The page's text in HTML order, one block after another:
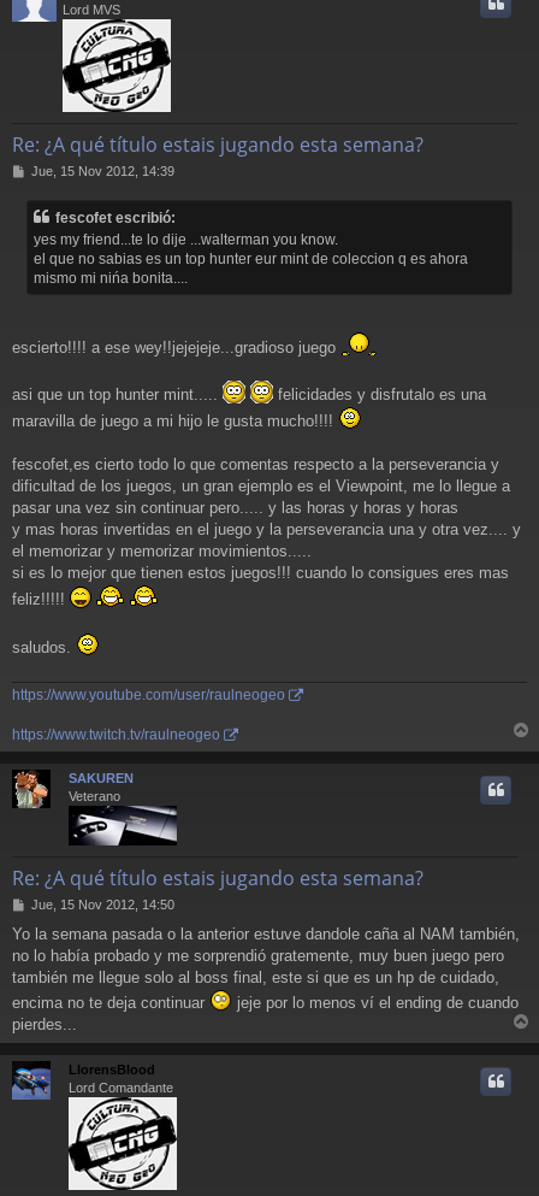
Lord MVS
Re: ¿A qué título estais jugando esta semana?
M
Jue, 15 Nov 2012, 14:39
fescofet escribió:
yes my friend...te lo dije ...walterman you know.
el que no sabias es un top hunter eur mint de coleccion q es ahora
mismo mi nińa bonita....
escierto!!!! a ese wey!!jejejeje...gradioso juego
asi que un top hunter mint.....
felicidades y disfrutalo es una
maravilla de juego a mi hijo le gusta mucho!!!!
fescofet,es cierto todo lo que comentas respecto a la perseverancia y
dificultad de los juegos, un gran ejemplo es el Viewpoint, me lo llegue a
pasar una vez sin continuar pero..... y las horas y horas y horas
y mas horas invertidas en el juego y la perseverancia una y otra vez.... y
el memorizar y memorizar movimientos.....
si es lo mejor que tienen estos juegos!!! cuando lo consigues eres mas
feliz!!!!!
saludos.
https://www.youtube.com/user/raulneogeo
https://www.twitch.tv/raulneogeo
r
SAKUREN
Veterano
Re: ¿A qué título estais jugando esta semana?
M
n
s
a
e
Jue, 15 Nov 2012, 14:50
Yo la semana pasada o la anterior estuve dandole caña al NAM también,
no lo había probado y me sorprendió gratemente, muy buen juego pero
también me llegue solo al boss final, este si que es un hp de cuidado,
encima no te deja continuar
jeje por lo menos ví el ending de cuando
pierdes...
r
LlorensBlood
Lord Comandante